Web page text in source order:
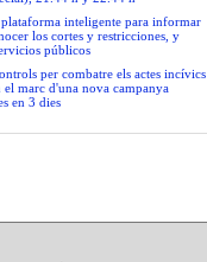
inteligente para informar
los cortes y restricciones, y
públicos
per combatre els actes incívics
el marc d'una nova campanya
en 3 dies